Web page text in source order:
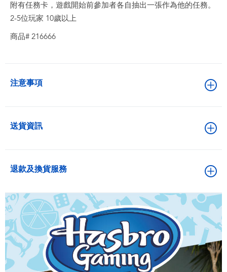
附有任務卡，遊戲開始前參加者各自抽出一張作為他的任務。
2-5位玩家 10歲以上
商品# 216666
注意事項
送貨資訊
退款及換貨服務